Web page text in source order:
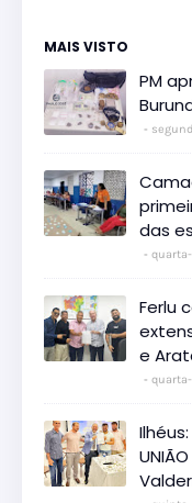
MAIS VISTO
PM
das
Ferlu
e